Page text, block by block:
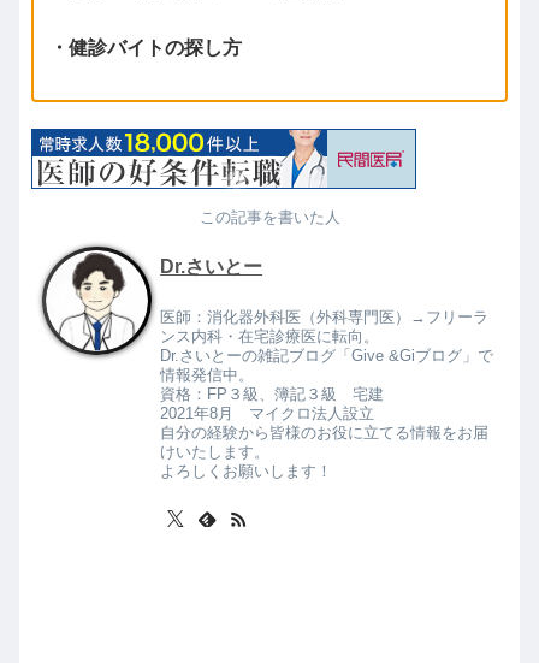
・健診バイトの探し方
この記事を書いた人
Dr.さいとー
医師：消化器外科医（外科専門医）→フリーラ
ンス内科・在宅診療医に転向。
Dr.さいとーの雑記ブログ「Give &Giブログ」で
情報発信中。
資格：FP３級、簿記３級 宅建
2021年8月 マイクロ法人設立
自分の経験から皆様のお役に立てる情報をお届
けいたします。
よろしくお願いします！